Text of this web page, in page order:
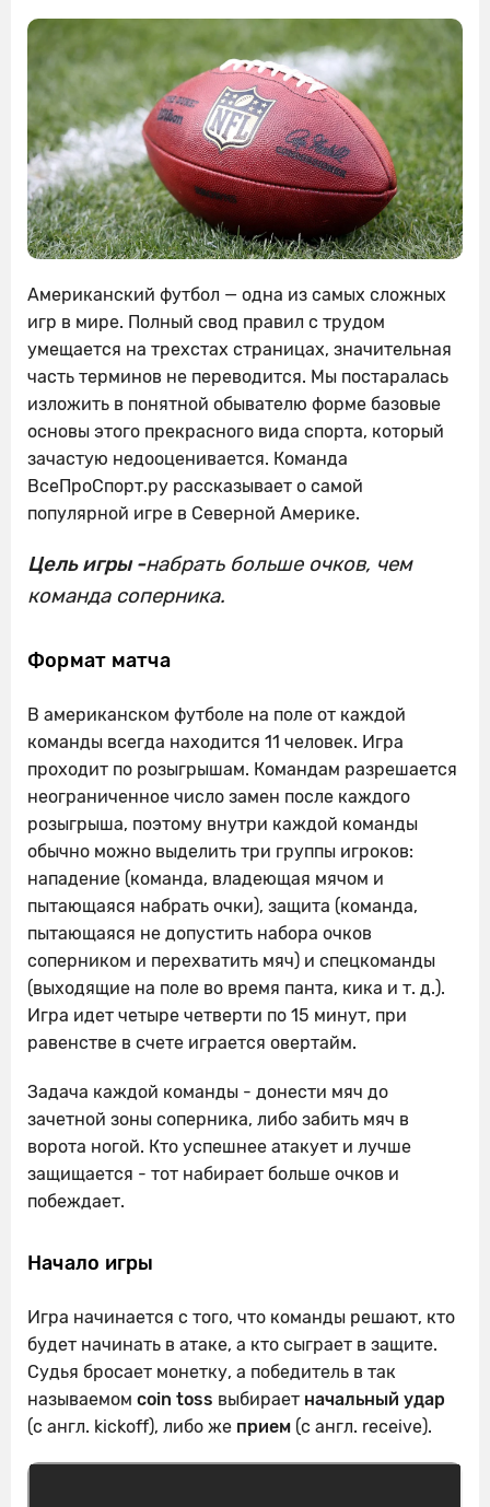
Американский футбол — одна из самых сложных
игр в мире. Полный свод правил с трудом
умещается на трехстах страницах, значительная
часть терминов не переводится. Мы постаралась
изложить в понятной обывателю форме базовые
основы этого прекрасного вида спорта, который
зачастую недооценивается. Команда
ВсеПроСпорт.ру рассказывает о самой
популярной игре в Северной Америке.
Цель игры -набрать больше очков, чем
команда соперника.
Формат матча
В американском футболе на поле от каждой
команды всегда находится 11 человек. Игра
проходит по розыгрышам. Командам разрешается
неограниченное число замен после каждого
розыгрыша, поэтому внутри каждой команды
обычно можно выделить три группы игроков:
нападение (команда, владеющая мячом и
пытающаяся набрать очки), защита (команда,
пытающаяся не допустить набора очков
соперником и перехватить мяч) и спецкоманды
(выходящие на поле во время панта, кика и т. д.).
Игра идет четыре четверти по 15 минут, при
равенстве в счете играется овертайм.
Задача каждой команды - донести мяч до
зачетной зоны соперника, либо забить мяч в
ворота ногой. Кто успешнее атакует и лучше
защищается - тот набирает больше очков и
побеждает.
Начало игры
Игра начинается с того, что команды решают, кто
будет начинать в атаке, а кто сыграет в защите.
Судья бросает монетку, а победитель в так
называемом coin toss выбирает начальный удар
(с англ. kickoff), либо же прием (с англ. receive).